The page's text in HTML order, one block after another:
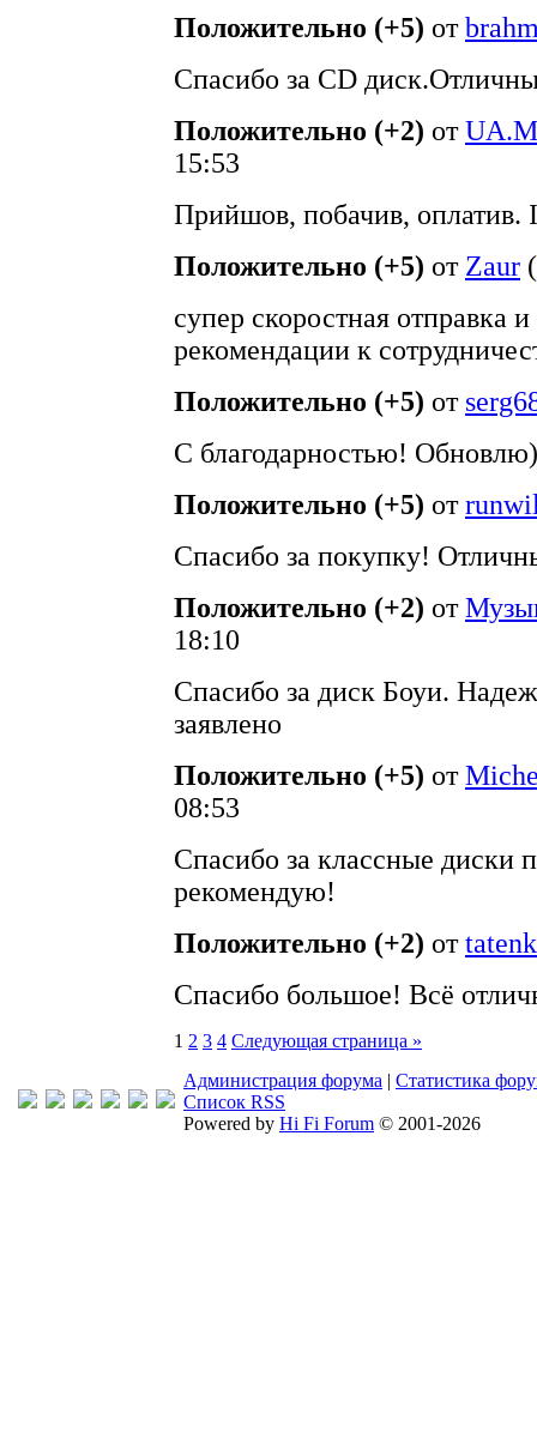
Положительно (+5) от
Спасибо за CD
Положительно (+2) от
15:53
Прийшов, побачив, оплатив.
Положительно (+5) от Zaur (
супер скоростная отправка
рекомендации к
Положительно (+5) от
С благодарностью! Обновлю)
Положительно (+5) от
Спасибо за покупку!
Положительно (+2) от
18:10
Спасибо за диск Боуи.
заявлено
Положительно (+5) от
08:53
Спасибо за классные диски
рекомендую!
Положительно (+2) от
Спасибо большое! Всё
1 2 3 4 Следующая страница »
Администрация форума | Статистика
Список RSS
Powered by Hi Fi Forum © 2001-2026